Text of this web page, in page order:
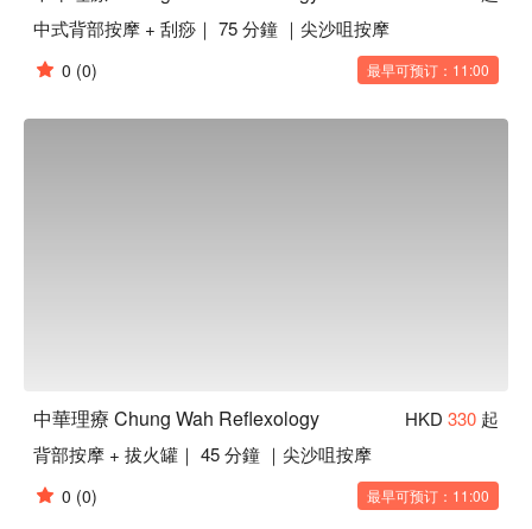
中式背部按摩 + 刮痧｜ 75 分鐘 ｜尖沙咀按摩
0 (0) 最早可预订：11:00
中華理療 Chung Wah Reflexology HKD 330 起
背部按摩 + 拔火罐｜ 45 分鐘 ｜尖沙咀按摩
0 (0) 最早可预订：11:00